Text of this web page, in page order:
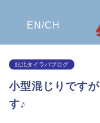
EN/CH
紀北タイラバブログ
小型混じりです
す♪